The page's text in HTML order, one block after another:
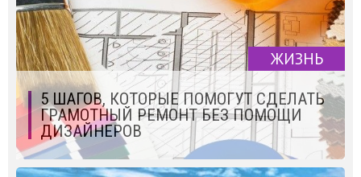
ЖИЗНЬ
5 ШАГОВ, КОТОРЫЕ ПОМОГУТ СДЕЛАТЬ
ГРАМОТНЫЙ РЕМОНТ БЕЗ ПОМОЩИ
ДИЗАЙНЕРОВ